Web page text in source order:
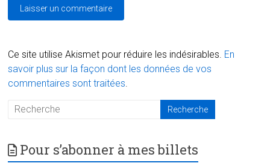
Ce site utilise Akismet pour réduire les indésirables. En
savoir plus sur la façon dont les données de vos
commentaires sont traitées.
Pour s’abonner à mes billets